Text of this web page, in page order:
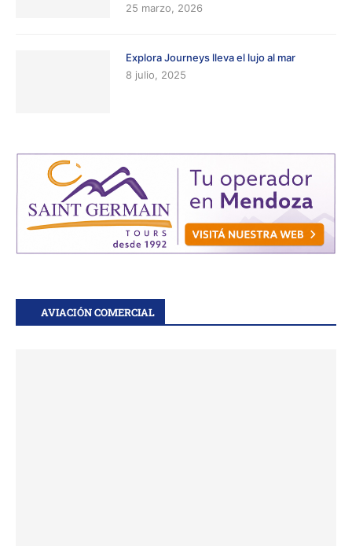
25 marzo, 2026
Explora Journeys lleva el lujo al mar
8 julio, 2025
AVIACIÓN COMERCIAL